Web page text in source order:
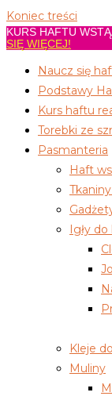
Koniec treści
KURS HAFTU
SIĘ WIĘCEJ!
Naucz się
Podstawy
Kurs haftu
Torebki ze
Pasmanteria
Haft
Igły
Kleje
Muliny